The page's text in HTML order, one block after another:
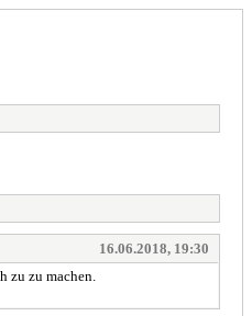
16.06.2018, 19:30
zu zu machen.